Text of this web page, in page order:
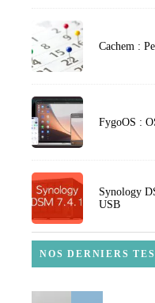
Cachem :
FygoOS :
Synology
USB
NOS DERNIERS